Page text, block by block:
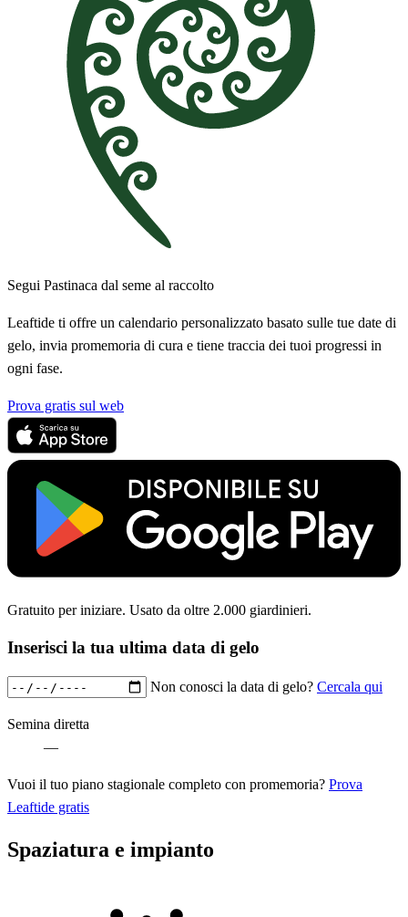
Segui Pastinaca dal seme al raccolto
Leaftide ti offre un calendario personalizzato basato sulle tue date di
gelo, invia promemoria di cura e tiene traccia dei tuoi progressi in
ogni fase.
Prova gratis sul web
Gratuito per iniziare. Usato da oltre 2.000 giardinieri.
Inserisci la tua ultima data di gelo
Non conosci la data di gelo? Cercala qui
Semina diretta
—
Vuoi il tuo piano stagionale completo con promemoria? Prova
Leaftide gratis
Spaziatura e impianto